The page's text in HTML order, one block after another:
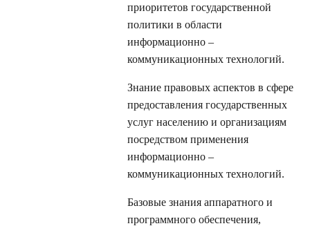
приоритетов государственной
политики в области
информационно –
коммуникационных технологий.
Знание правовых аспектов в сфере
предоставления государственных
услуг населению и организациям
посредством применения
информационно –
коммуникационных технологий.
Базовые знания аппаратного и
программного обеспечения,